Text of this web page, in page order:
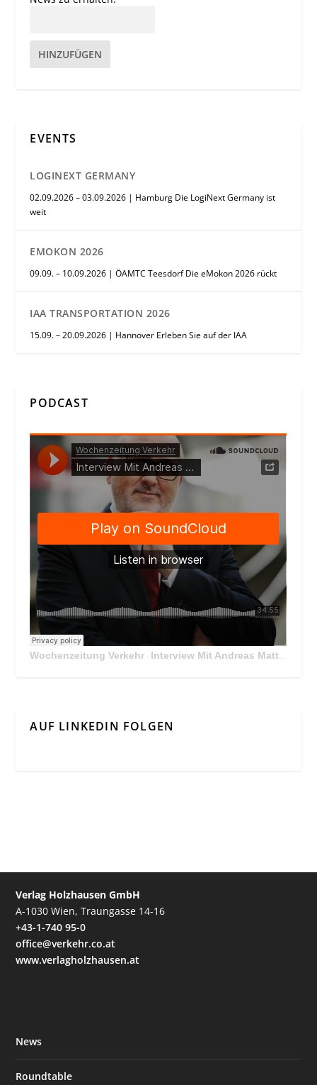
HINZUFÜGEN
EVENTS
LOGINEXT GERMANY
02.09.2026 – 03.09.2026 | Hamburg Die LogiNext Germany ist
weit
EMOKON 2026
09.09. – 10.09.2026 | ÖAMTC Teesdorf Die eMokon 2026 rückt
IAA TRANSPORTATION 2026
15.09. – 20.09.2026 | Hannover Erleben Sie auf der IAA
PODCAST
Wochenzeitung Verkehr · Interview Mit Andreas Matthä, CEO der ÖBB Holding
AUF LINKEDIN FOLGEN
Verlag Holzhausen GmbH
A-1030 Wien, Traungasse 14-16
+43-1-740 95-0
office@verkehr.co.at
www.verlagholzhausen.at
News
Roundtable